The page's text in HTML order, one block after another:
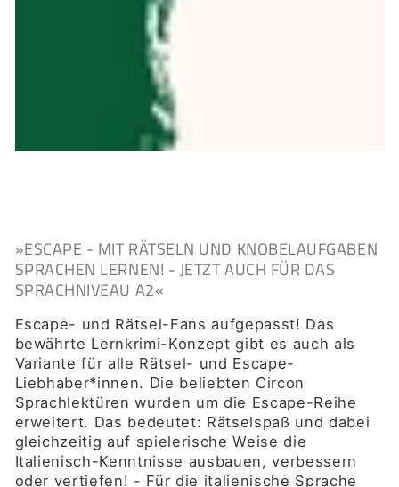
»ESCAPE - MIT RÄTSELN UND KNOBELAUFGABEN
SPRACHEN LERNEN! - JETZT AUCH FÜR DAS
SPRACHNIVEAU A2«
Escape- und Rätsel-Fans aufgepasst! Das
bewährte Lernkrimi-Konzept gibt es auch als
Variante für alle Rätsel- und Escape-
Liebhaber*innen. Die beliebten Circon
Sprachlektüren wurden um die Escape-Reihe
erweitert. Das bedeutet: Rätselspaß und dabei
gleichzeitig auf spielerische Weise die
Italienisch-Kenntnisse ausbauen, verbessern
oder vertiefen! - Für die italienische Sprache